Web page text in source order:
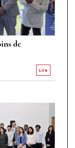
de
Lire